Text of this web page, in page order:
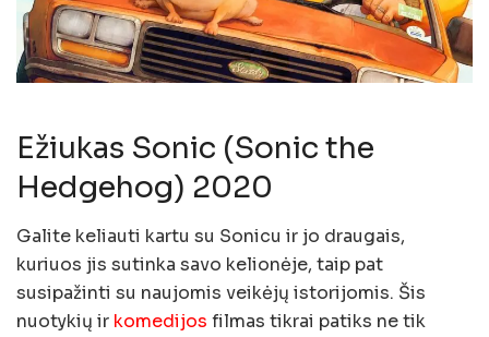
Ežiukas Sonic (Sonic the
Hedgehog) 2020
Galite keliauti kartu su Sonicu ir jo draugais,
kuriuos jis sutinka savo kelionėje, taip pat
susipažinti su naujomis veikėjų istorijomis. Šis
nuotykių ir komedijos filmas tikrai patiks ne tik